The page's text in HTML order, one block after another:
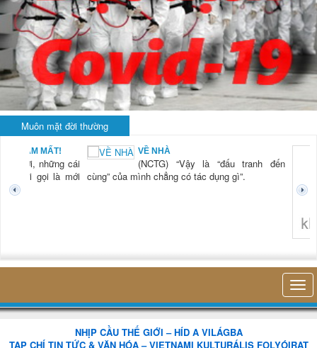
Muôn mặt đời thường
NAM MẤT!
“Xời, những cái
mới gọi là mới
VỀ NHÀ
(NCTG) “Vậy là “đấu tranh đến
cùng” của mình chẳng có tác dụng gì”.
NHỊP CẦU THẾ GIỚI – HÍD A VILÁGBA
TẠP CHÍ TIN TỨC & VĂN HÓA – VIETNAMI KULTURÁLIS FOLYÓIRAT